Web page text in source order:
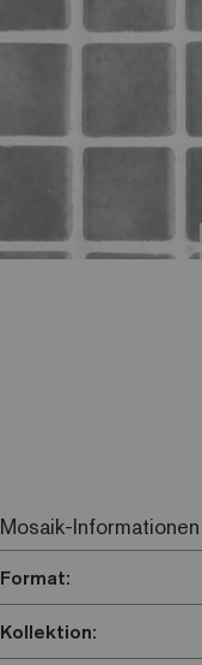
Mosaik-Informationen
Format:
Kollektion: